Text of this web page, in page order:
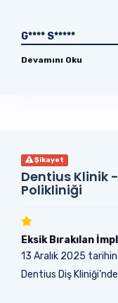
G**** S*****
Devamını Oku
Şikayet
Dentius Klinik -
Polikliniği
Eksik Bırakılan
13 Aralık 2025
Dentius Diş